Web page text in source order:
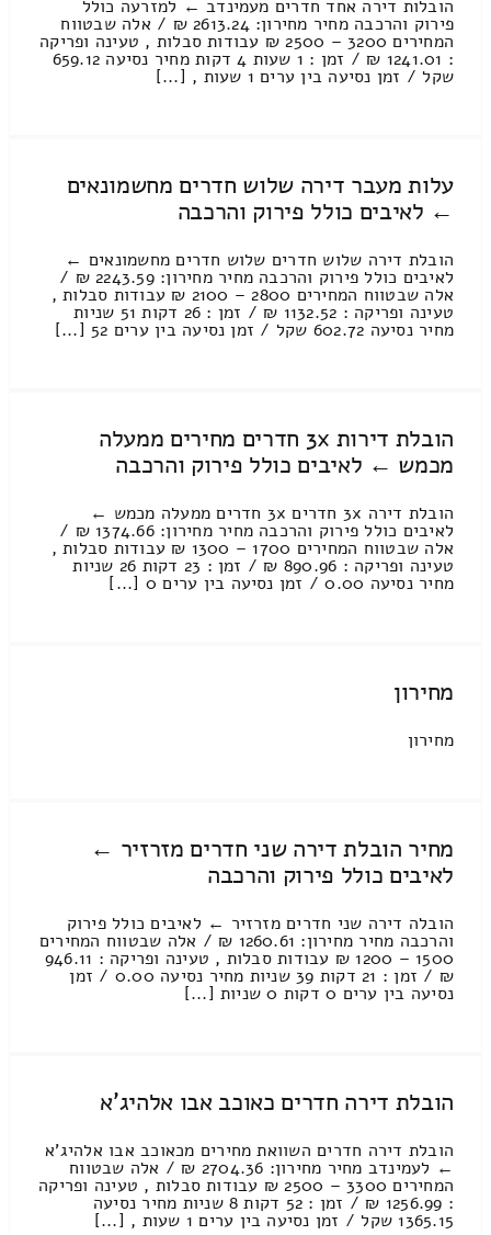
הובלות דירה אחד חדרים מעמינדב ← למזרעה כולל
פירוק והרכבה מחיר מחירון: 2613.24 ₪ / אלה שבטווח
המחירים 3200 – 2500 ₪ עבודות סבלות , טעינה ופריקה
: 1241.01 ₪ / זמן : 1 שעות 4 דקות מחיר נסיעה 659.12
שקל / זמן נסיעה בין ערים 1 שעות , [...]
עלות מעבר דירה שלוש חדרים מחשמונאים
← לאיבים כולל פירוק והרכבה
הובלת דירה שלוש חדרים שלוש חדרים מחשמונאים ←
לאיבים כולל פירוק והרכבה מחיר מחירון: 2243.59 ₪ /
אלה שבטווח המחירים 2800 – 2100 ₪ עבודות סבלות ,
טעינה ופריקה : 1132.52 ₪ / זמן : 26 דקות 51 שניות
מחיר נסיעה 602.72 שקל / זמן נסיעה בין ערים 52 [...]
הובלת דירות 3x חדרים מחירים ממעלה
מכמש ← לאיבים כולל פירוק והרכבה
הובלת דירה 3x חדרים 3x חדרים ממעלה מכמש ←
לאיבים כולל פירוק והרכבה מחיר מחירון: 1374.66 ₪ /
אלה שבטווח המחירים 1700 – 1300 ₪ עבודות סבלות ,
טעינה ופריקה : 890.96 ₪ / זמן : 23 דקות 26 שניות
מחיר נסיעה 0.00 / זמן נסיעה בין ערים 0 [...]
מחירון
מחירון
מחיר הובלת דירה שני חדרים מזרזיר ←
לאיבים כולל פירוק והרכבה
הובלה דירה שני חדרים מזרזיר ← לאיבים כולל פירוק
והרכבה מחיר מחירון: 1260.61 ₪ / אלה שבטווח המחירים
1500 – 1200 ₪ עבודות סבלות , טעינה ופריקה : 946.11
₪ / זמן : 21 דקות 39 שניות מחיר נסיעה 0.00 / זמן
נסיעה בין ערים 0 דקות 0 שניות [...]
הובלת דירה חדרים כאוכב אבו אלהיג'א
הובלת דירה חדרים השוואת מחירים מכאוכב אבו אלהיג'א
← לעמינדב מחיר מחירון: 2704.36 ₪ / אלה שבטווח
המחירים 3300 – 2500 ₪ עבודות סבלות , טעינה ופריקה
: 1256.99 ₪ / זמן : 52 דקות 8 שניות מחיר נסיעה
1365.15 שקל / זמן נסיעה בין ערים 1 שעות , [...]